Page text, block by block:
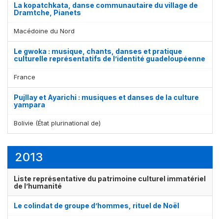
La kopatchkata, danse communautaire du village de
Dramtche, Pianets
Macédoine du Nord
Le gwoka : musique, chants, danses et pratique
culturelle représentatifs de l’identité guadeloupéenne
France
Pujllay et Ayarichi : musiques et danses de la culture
yampara
Bolivie (État plurinational de)
2013
Liste représentative du patrimoine culturel immatériel
de l’humanité
Le colindat de groupe d’hommes, rituel de Noël